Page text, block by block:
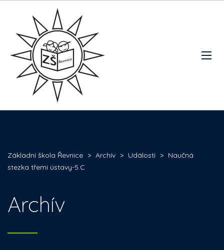
Základní škola Řevnice > Archív > Události > Naučná
stezka třemi ústavy-5.C
Archív